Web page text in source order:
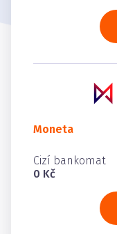
Moneta
Cizí bankomat
0 Kč